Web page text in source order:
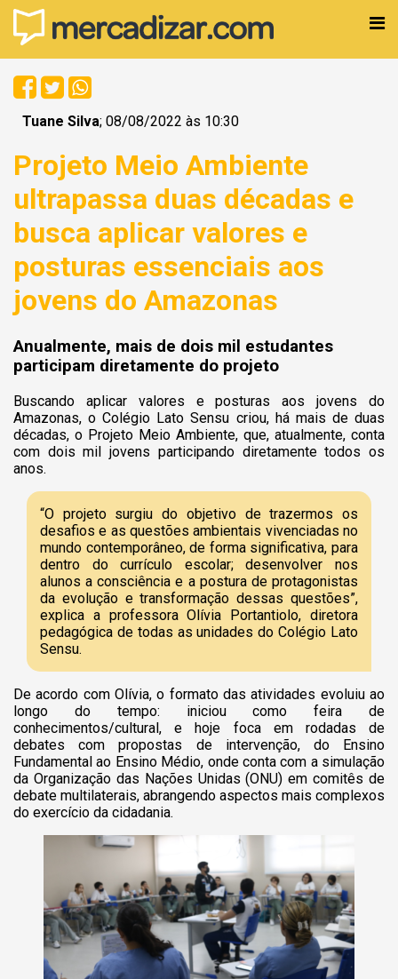
Tuane Silva; 08/08/2022 às 10:30
Projeto Meio Ambiente
ultrapassa duas décadas e
busca aplicar valores e
posturas essenciais aos
jovens do Amazonas
Anualmente, mais de dois mil estudantes
participam diretamente do projeto
Buscando aplicar valores e posturas aos jovens do
Amazonas, o Colégio Lato Sensu criou, há mais de duas
décadas, o Projeto Meio Ambiente, que, atualmente, conta
com dois mil jovens participando diretamente todos os
anos.
“O projeto surgiu do objetivo de trazermos os
desafios e as questões ambientais vivenciadas no
mundo contemporâneo, de forma significativa, para
dentro do currículo escolar; desenvolver nos
alunos a consciência e a postura de protagonistas
da evolução e transformação dessas questões”,
explica a professora Olívia Portantiolo, diretora
pedagógica de todas as unidades do Colégio Lato
Sensu.
De acordo com Olívia, o formato das atividades evoluiu ao
longo do tempo: iniciou como feira de
conhecimentos/cultural, e hoje foca em rodadas de
debates com propostas de intervenção, do Ensino
Fundamental ao Ensino Médio, onde conta com a simulação
da Organização das Nações Unidas (ONU) em comitês de
debate multilaterais, abrangendo aspectos mais complexos
do exercício da cidadania.